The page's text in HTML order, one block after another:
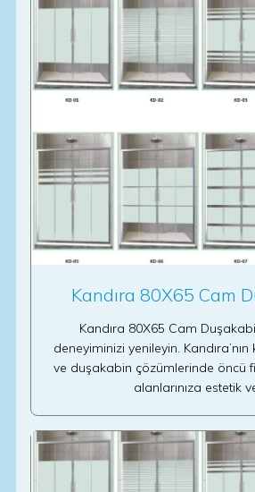
Kandıra 80X65 Cam
Kandıra 80X65 Cam
deneyiminizi yenileyin.
ve duşakabin çözümlerinde öncü
alanlarınıza estetik